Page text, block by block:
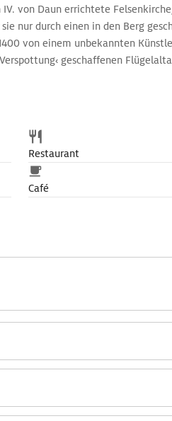
von Daun errichtete
nur durch einen in den Berg
von einem unbekannten
geschaffenen
des Grafen
des 1432 verstorbenen
von Wyrich IV. Den Kirchenbauer
neben der Stumm-Orgel aus
Oberstein und die Felsenkirche
Restaurant
Café